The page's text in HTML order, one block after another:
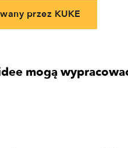
przez KUKE
mogą